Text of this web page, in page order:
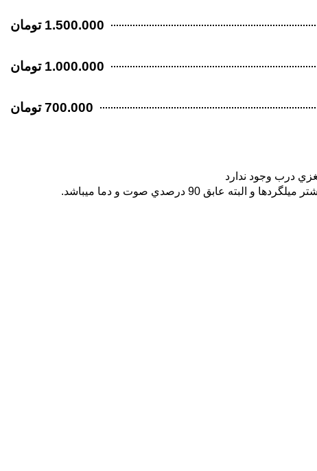
1.500.000 تومان
1.000.000 تومان
700.000 تومان
90 درصدي صوت و دما ميباشد.